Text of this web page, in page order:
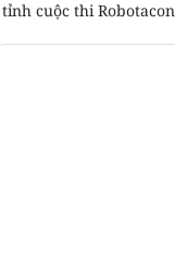
cuộc thi